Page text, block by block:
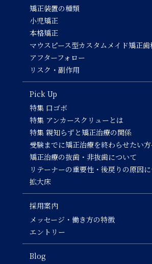
矯正装置の種類
小児矯正
本格矯正
マウスピース型カスタムメイド矯正歯
アフターフォロー
リスク・副作用
Pick Up
特集 口ゴボ
特集 アンカースクリューとは
特集 親知らずと矯正治療の関係
受験までに矯正治療を終わらせたい
矯正治療の抜歯・非抜歯について
リテーナーの重要性・後戻りの原因
拡大床
採用案内
メッセージ・働き方の特徴
エントリー
Blog